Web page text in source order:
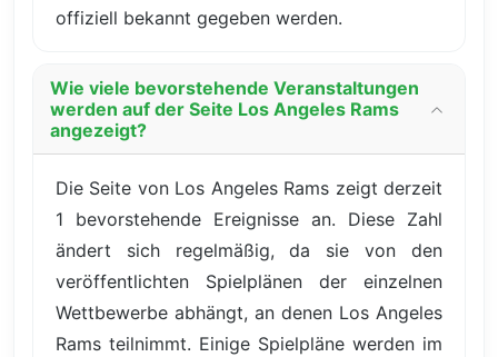
offiziell bekannt gegeben werden.
Wie viele bevorstehende Veranstaltungen
werden auf der Seite Los Angeles Rams
angezeigt?
Die Seite von Los Angeles Rams zeigt derzeit
1 bevorstehende Ereignisse an. Diese Zahl
ändert sich regelmäßig, da sie von den
veröffentlichten Spielplänen der einzelnen
Wettbewerbe abhängt, an denen Los Angeles
Rams teilnimmt. Einige Spielpläne werden im